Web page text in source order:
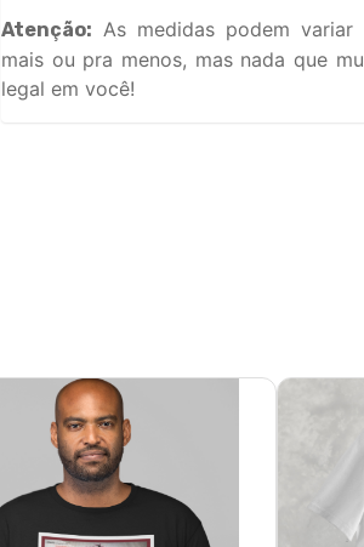
Atenção: As medidas podem
mais ou pra menos, mas nada que
legal em você!